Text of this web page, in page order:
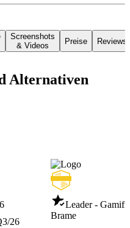
Screenshots
& Videos
Preise Reviews
Alternativen
26
Leader -
Brame